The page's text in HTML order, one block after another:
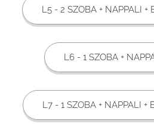
L5 - 2 SZOBA + NAPPALI +
L6 - 1 SZOBA +
L7 - 1 SZOBA + NAPPALI +